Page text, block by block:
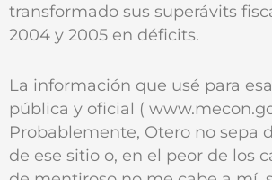
transformado sus superávits
2004 y 2005 en déficits.
La información que usé para
pública y oficial (
Probablemente, Otero no sepa
de ese sitio o, en el peor de los